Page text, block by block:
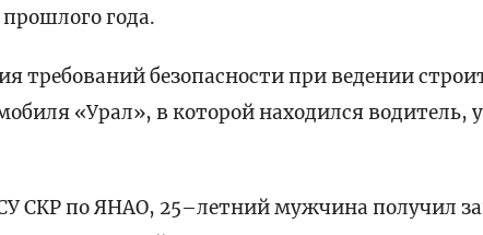
года.
требований безопасности при ведении
«Урал», в которой находился водитель,
СКР по ЯНАО, 25–летний мужчина получил